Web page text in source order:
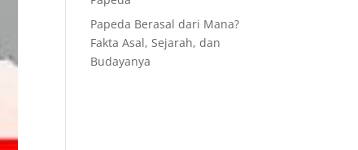
Papeda Berasal dari Mana?
Fakta Asal, Sejarah, dan
Budayanya